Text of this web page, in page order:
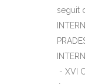
seguit
- XVI